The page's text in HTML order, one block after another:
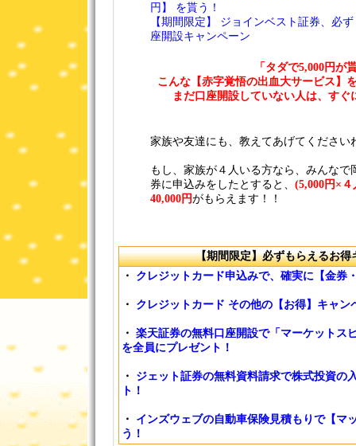
円】 を貰う！
【期間限定】 ジョインベスト証券、必
座開設キャンペーン
「タダで5,000円が
こんな【赤字覚悟の出血大サービス】
まだ口座開設していない人は、すぐ
家族や友達にも、教えてあげてください
もし、家族が４人いる方なら、みんな
券に申込みをしたとすると、 (5,000円×
40,000円がもらえます！！
【期間限定】必ずもらえるお得
・ クレジットカード申込みで、確実に【金券
・ クレジットカード その他の【お得】キャン
・ 楽天証券の無料口座開設で「マーケットス
を全員にプレゼント！
・ ジェット証券の無料資料請求で株式投資の
ト！
・ インズウェブの自動車保険見積もりで【マ
う！